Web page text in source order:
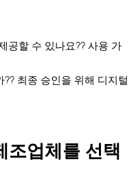
공할 수 있나요?? 사용 가
최종 승인을 위해 디지털
조업체를 선택